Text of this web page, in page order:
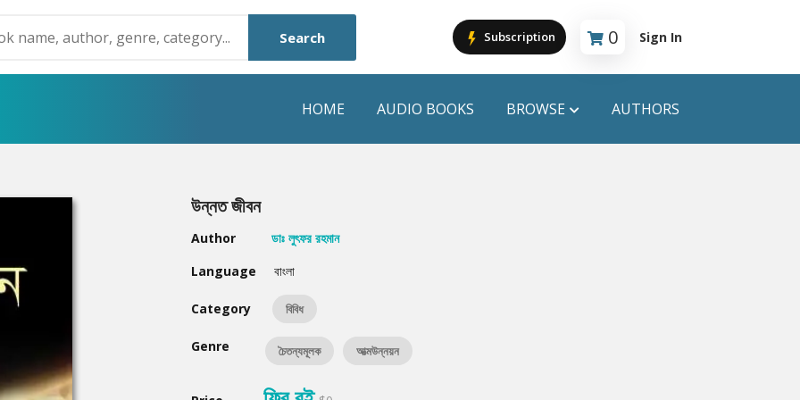
Search Subscription 0
Cart is empty
Sign In
HOME AUDIO BOOKS BROWSE
Humayun Ahmed
Mouri Morium
Hot & New
AUTHORS
উন্নত জীবন
Author
ডাঃ লুৎফর রহমান
Language
বাংলা
Category বিবিধ
Genre চৈতন্যমূলক আত্মউন্নয়ন